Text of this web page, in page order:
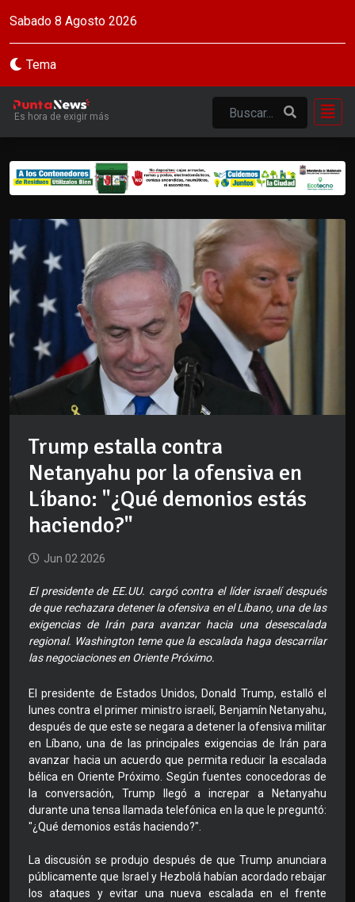
Sabado 8 Agosto 2026
Tema
Es hora de exigir más
Trump estalla contra
Netanyahu por la ofensiva en
Líbano: "¿Qué demonios estás
haciendo?"
Jun 02 2026
El presidente de EE.UU. cargó contra el líder israelí después
de que rechazara detener la ofensiva en el Líbano, una de las
exigencias de Irán para avanzar hacia una desescalada
regional. Washington teme que la escalada haga descarrilar
las negociaciones en Oriente Próximo.
El presidente de Estados Unidos, Donald Trump, estalló el
lunes contra el primer ministro israelí, Benjamín Netanyahu,
después de que este se negara a detener la ofensiva militar
en Líbano, una de las principales exigencias de Irán para
avanzar hacia un acuerdo que permita reducir la escalada
bélica en Oriente Próximo. Según fuentes conocedoras de
la conversación, Trump llegó a increpar a Netanyahu
durante una tensa llamada telefónica en la que le preguntó:
"¿Qué demonios estás haciendo?".
La discusión se produjo después de que Trump anunciara
públicamente que Israel y Hezbolá habían acordado rebajar
los ataques y evitar una nueva escalada en el frente